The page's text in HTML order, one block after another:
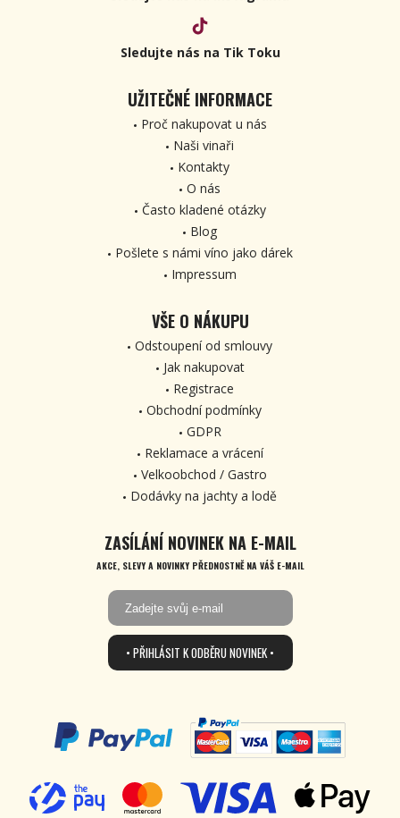
Sledujte nás na Tik Toku
UŽITEČNÉ INFORMACE
Proč nakupovat u nás
Naši vinaři
Kontakty
O nás
Často kladené otázky
Blog
Pošlete s námi víno jako dárek
Impressum
VŠE O NÁKUPU
Odstoupení od smlouvy
Jak nakupovat
Registrace
Obchodní podmínky
GDPR
Reklamace a vrácení
Velkoobchod / Gastro
Dodávky na jachty a lodě
ZASÍLÁNÍ NOVINEK NA E-MAIL
AKCE, SLEVY A NOVINKY PŘEDNOSTNĚ NA VÁŠ E-MAIL
• PŘIHLÁSIT K ODBĚRU NOVINEK •